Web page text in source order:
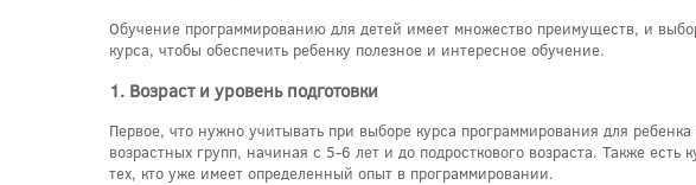
Обучение программированию для детей имеет множество преимуществ, и
курса, чтобы обеспечить ребенку полезное и интересное обучение.
1. Возраст и уровень подготовки
Первое, что нужно учитывать при выборе курса программирования для
возрастных групп, начиная с 5-6 лет и до подросткового возраста. Также
тех, кто уже имеет определенный опыт в программировании.